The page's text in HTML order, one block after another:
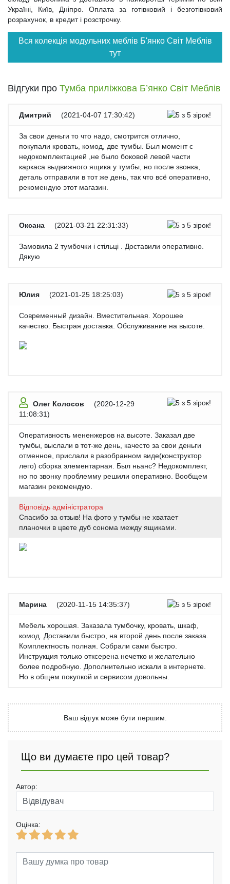
Україні, Київ, Дніпро. Оплата за готівковий і безготівковий
розрахунок, в кредит і розстрочку.
Вся колекція модульних меблів Б'янко Світ Меблів
тут
Відгуки про Тумба приліжкова Б’янко Світ Меблів
Дмитрий (2021-04-07 17:30:42)
За свои деньги то что надо, смотрится отлично,
покупали кровать, комод, две тумбы. Был момент с
недокомплектацией ,не было боковой левой части
каркаса выдвижного ящика у тумбы, но после звонка,
деталь отправили в тот же день, так что всё оперативно,
рекомендую этот магазин.
Оксана (2021-03-21 22:31:33)
Замовила 2 тумбочки і стільці . Доставили оперативно.
Дякую
Юлия (2021-01-25 18:25:03)
Современный дизайн. Вместительная. Хорошее
качество. Быстрая доставка. Обслуживание на высоте.
Олег Колосов (2020-12-29
11:08:31)
Оперативность мененжеров на высоте. Заказал две
тумбы, выслали в тот-же день, качесто за свои деньги
отменное, прислали в разобранном виде(конструктор
лего) сборка элементарная. Был ньанс? Недокомплект,
но по звонку проблемму решили оперативно. Вообщем
магазин рекомендую.
Відповідь адміністратора
Спасибо за отзыв! На фото у тумбы не хватает
планочки в цвете дуб сонома между ящиками.
Марина (2020-11-15 14:35:37)
Мебель хорошая. Заказала тумбочку, кровать, шкаф,
комод. Доставили быстро, на второй день после заказа.
Комплектность полная. Собрали сами быстро.
Инструкция только отксерена нечетко и желательно
более подробную. Дополнительно искали в интернете.
Но в общем покупкой и сервисом довольны.
Ваш відгук може бути першим.
Що ви думаєте про цей товар?
Автор:
Оцінка: